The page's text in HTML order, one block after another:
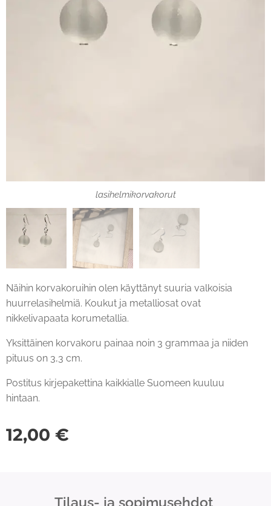
lasihelmikorvakorut
Näihin korvakoruihin olen käyttänyt suuria valkoisia
huurrelasihelmiä. Koukut ja metalliosat ovat
nikkelivapaata korumetallia.
Yksittäinen korvakoru painaa noin 3 grammaa ja niiden
pituus on 3,3 cm.
Postitus kirjepakettina kaikkialle Suomeen kuuluu
hintaan.
12,00 €
Tilaus- ja sopimusehdot